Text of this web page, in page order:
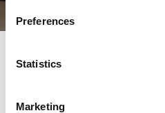
Preferences
Statistics
Marketing